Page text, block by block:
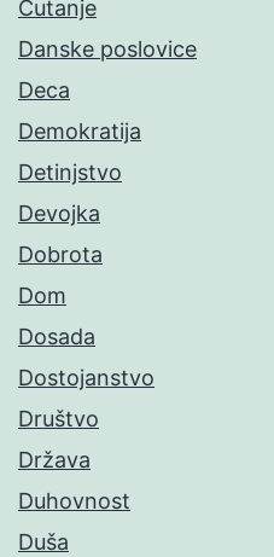
Ćutanje
Danske poslovice
Deca
Demokratija
Detinjstvo
Devojka
Dobrota
Dom
Dosada
Dostojanstvo
Društvo
Država
Duhovnost
Duša